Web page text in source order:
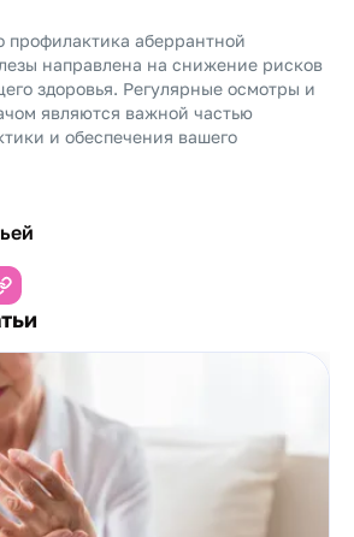
профилактика аберрантной
направлена на снижение рисков
здоровья. Регулярные осмотры и
являются важной частью
и обеспечения вашего